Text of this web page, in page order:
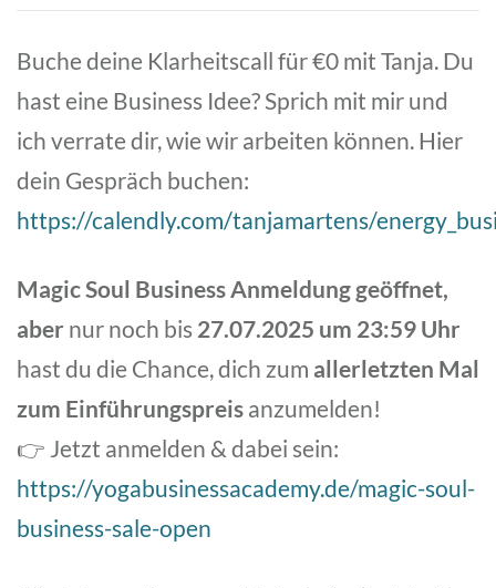
Buche deine Klarheitscall für €0 mit Tanja. Du
hast eine Business Idee? Sprich mit mir und
ich verrate dir, wie wir arbeiten können. Hier
dein Gespräch buchen:
https://calendly.com/tanjamartens/
Magic Soul Business Anmeldung geöffnet,
aber nur noch bis 27.07.2025 um 23:59 Uhr
hast du die Chance, dich zum allerletzten Mal
zum Einführungspreis anzumelden!
👉 Jetzt anmelden & dabei sein:
https://yogabusinessacademy.de/magic-soul-
business-sale-open